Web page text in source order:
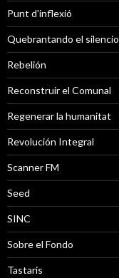
Punt d'inflexió
Quebrantando el silencio
Rebelión
Reconstruir el Comunal
Regenerar la humanitat
Revolución Integral
Scanner FM
Seed
SINC
Sobre el Fondo
Tastaris